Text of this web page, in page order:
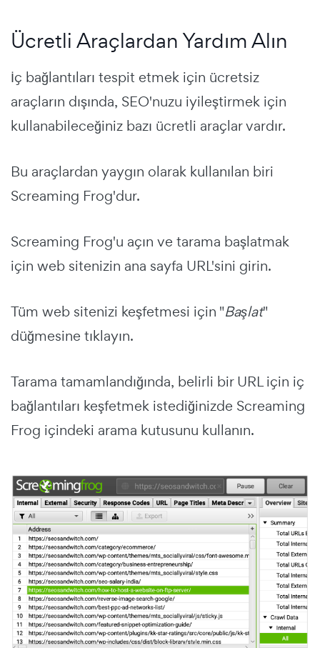
Ücretli Araçlardan Yardım Alın
İç bağlantıları tespit etmek için ücretsiz
araçların dışında, SEO'nuzu iyileştirmek için
kullanabileceğiniz bazı ücretli araçlar vardır.
Bu araçlardan yaygın olarak kullanılan biri
Screaming Frog'dur.
Screaming Frog'u açın ve tarama başlatmak
için web sitenizin ana sayfa URL'sini girin.
Tüm web sitenizi keşfetmesi için "Başlat"
düğmesine tıklayın.
Tarama tamamlandığında, belirli bir URL için iç
bağlantıları keşfetmek istediğinizde Screaming
Frog içindeki arama kutusunu kullanın.